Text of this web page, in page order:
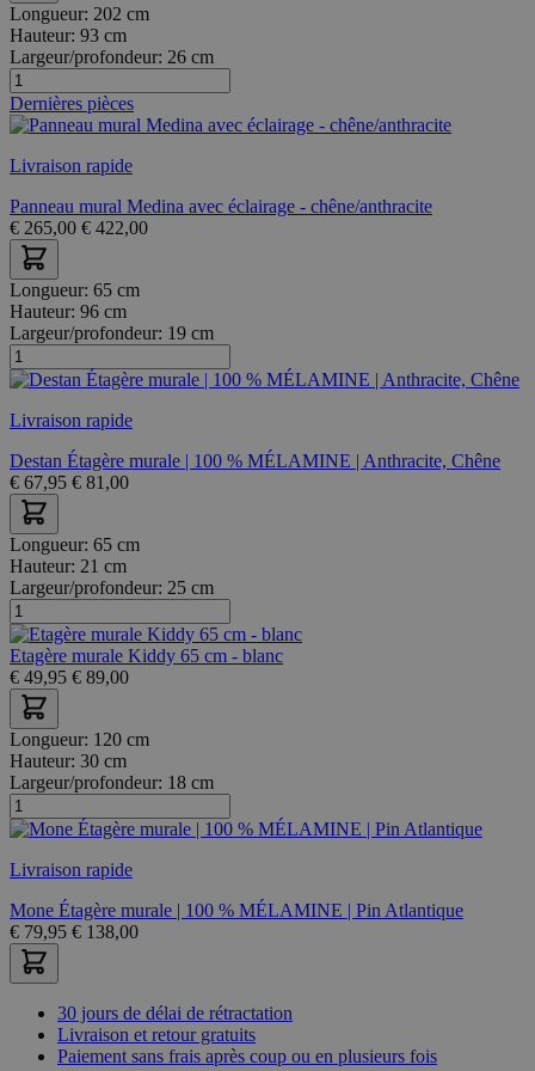
Longueur: 202 cm
Hauteur: 93 cm
Largeur/profondeur: 26 cm
Dernières pièces
Livraison rapide
Panneau mural Medina avec éclairage - chêne/anthracite
€ 265,00 € 422,00
Longueur: 65 cm
Hauteur: 96 cm
Largeur/profondeur: 19 cm
Livraison rapide
Destan Étagère murale | 100 % MÉLAMINE | Anthracite, Chêne
€ 67,95 € 81,00
Longueur: 65 cm
Hauteur: 21 cm
Largeur/profondeur: 25 cm
Etagère murale Kiddy 65 cm - blanc
€ 49,95 € 89,00
Longueur: 120 cm
Hauteur: 30 cm
Largeur/profondeur: 18 cm
Livraison rapide
Mone Étagère murale | 100 % MÉLAMINE | Pin Atlantique
€ 79,95 € 138,00
30 jours de délai de rétractation
Livraison et retour gratuits
Paiement sans frais après coup ou en plusieurs fois